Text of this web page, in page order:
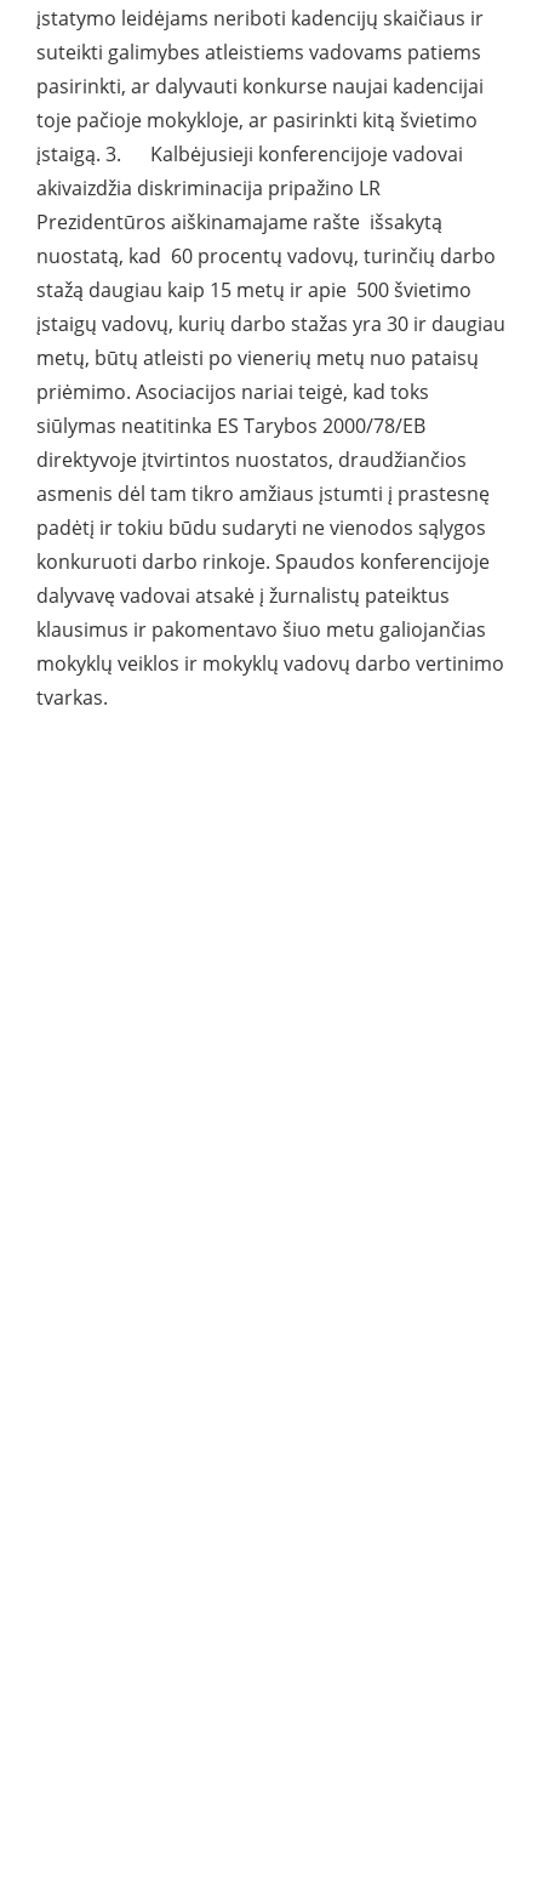
įstatymo leidėjams neriboti kadencijų skaičiaus ir
suteikti galimybes atleistiems vadovams patiems
pasirinkti, ar dalyvauti konkurse naujai kadencijai
toje pačioje mokykloje, ar pasirinkti kitą švietimo
įstaigą. 3. Kalbėjusieji konferencijoje vadovai
akivaizdžia diskriminacija pripažino LR
Prezidentūros aiškinamajame rašte išsakytą
nuostatą, kad 60 procentų vadovų, turinčių darbo
stažą daugiau kaip 15 metų ir apie 500 švietimo
įstaigų vadovų, kurių darbo stažas yra 30 ir daugiau
metų, būtų atleisti po vienerių metų nuo pataisų
priėmimo. Asociacijos nariai teigė, kad toks
siūlymas neatitinka ES Tarybos 2000/78/EB
direktyvoje įtvirtintos nuostatos, draudžiančios
asmenis dėl tam tikro amžiaus įstumti į prastesnę
padėtį ir tokiu būdu sudaryti ne vienodos sąlygos
konkuruoti darbo rinkoje. Spaudos konferencijoje
dalyvavę vadovai atsakė į žurnalistų pateiktus
klausimus ir pakomentavo šiuo metu galiojančias
mokyklų veiklos ir mokyklų vadovų darbo vertinimo
tvarkas.